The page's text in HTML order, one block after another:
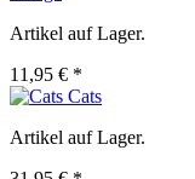
Artikel auf Lager.
11,95 € *
Cats
Artikel auf Lager.